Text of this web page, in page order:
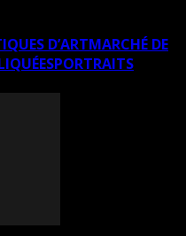
D’ARTMARCHÉ DE
PORTRAITS